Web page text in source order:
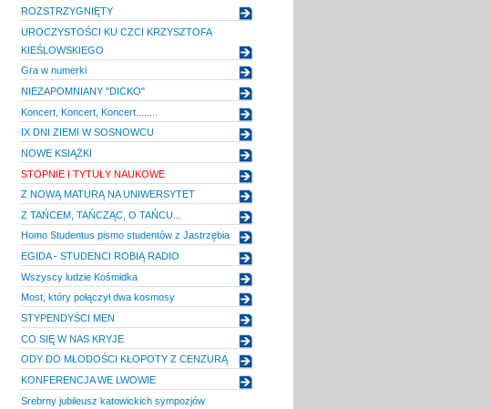
ROZSTRZYGNIĘTY
UROCZYSTOŚCI KU CZCI KRZYSZTOFA
KIEŚLOWSKIEGO
Gra w numerki
NIEZAPOMNIANY "DICKO"
Koncert, Koncert, Koncert........
IX DNI ZIEMI W SOSNOWCU
NOWE KSIĄŻKI
STOPNIE I TYTUŁY NAUKOWE
Z NOWĄ MATURĄ NA UNIWERSYTET
Z TAŃCEM, TAŃCZĄC, O TAŃCU...
Homo Studentus pismo studentów z Jastrzębia
EGIDA - STUDENCI ROBIĄ RADIO
Wszyscy ludzie Kośmidka
Most, który połączył dwa kosmosy
STYPENDYŚCI MEN
CO SIĘ W NAS KRYJE
ODY DO MŁODOŚCI KŁOPOTY Z CENZURĄ
KONFERENCJA WE LWOWIE
Srebrny jubileusz katowickich sympozjów